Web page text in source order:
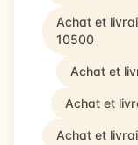
Achat et
10500
Achat et
Achat et
Achat et